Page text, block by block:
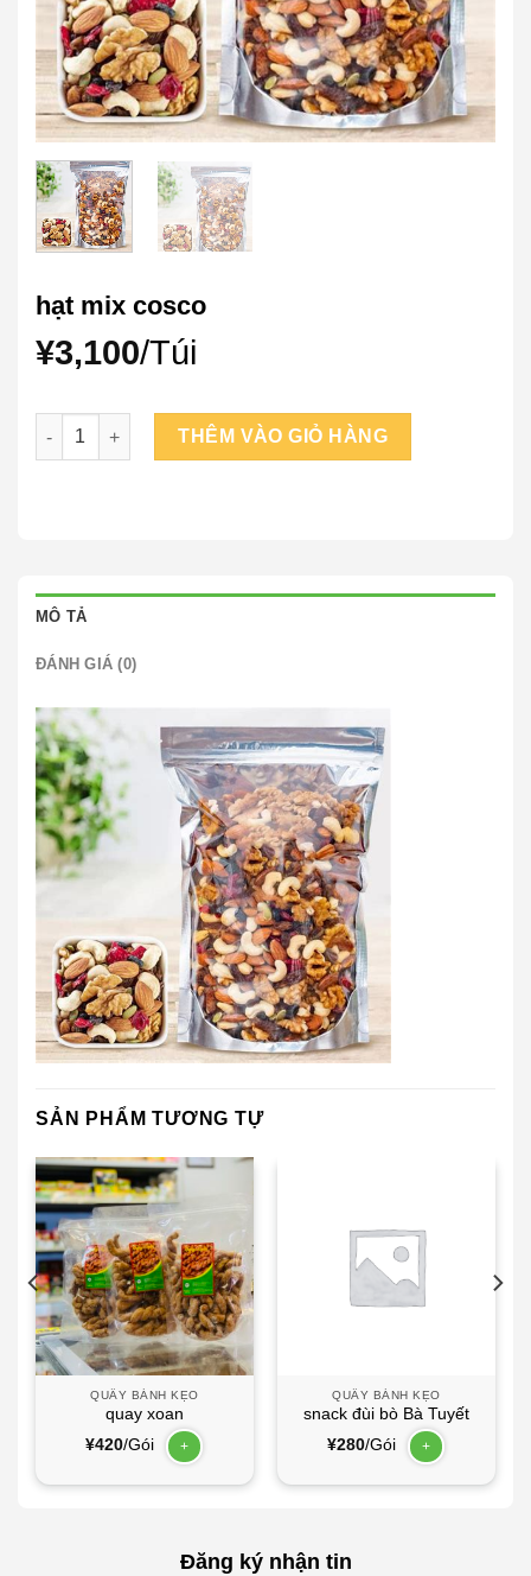
hạt mix cosco
¥3,100/Túi
hạt mix cosco số lượng
THÊM VÀO GIỎ HÀNG
MÔ TẢ
ĐÁNH GIÁ (0)
SẢN PHẨM TƯƠNG TỰ
QUẦY BÁNH KẸO
quay xoan
¥420/Gói +
QUẦY BÁNH KẸO
snack đùi bò Bà Tuyết
¥280/Gói +
Đăng ký nhận tin